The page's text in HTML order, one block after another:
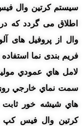
سیستم کرتین وال
اطلاق می گردد که
وال از پروفیل های
فریم بندی نما
لامل هاي عمودي
سمت نماي خارجي روي
هاي شيشه خور
کرتین وال فیس کپ